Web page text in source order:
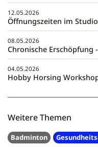
12.05.2026
Öffnungszeiten im
08.05.2026
Chronische Erschöpfung
04.05.2026
Hobby Horsing
Weitere Themen
Badminton